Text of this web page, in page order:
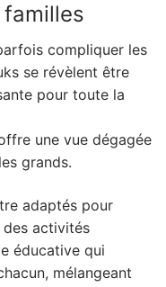
compliquer les
se révèlent être
pour toute la
une vue dégagée
grands.
adaptés pour
des activités
éducative qui
mélangeant